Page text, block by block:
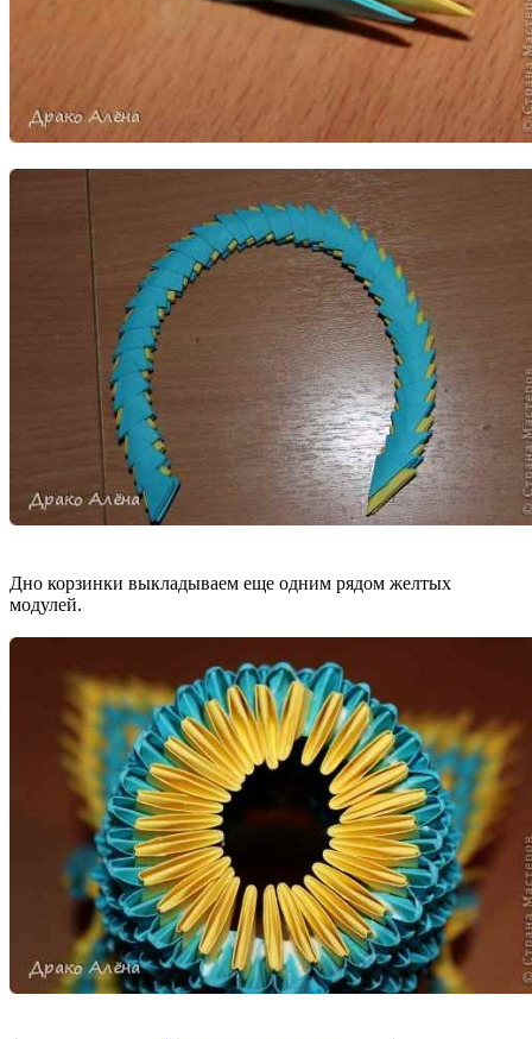
Дно корзинки выкладываем еще одним рядом желтых
модулей.